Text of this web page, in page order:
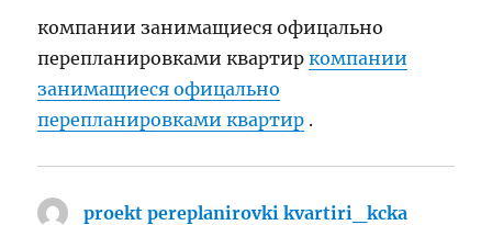
компании занимащиеся офицально
перепланировками квартиркомпании
занимащиеся офицально
перепланировками квартир .
proekt pereplanirovki kvartiri_kcka